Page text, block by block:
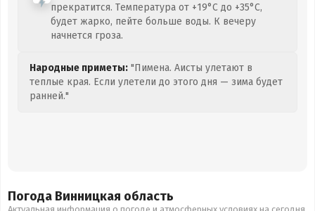
прекратится. Температура от +19°C до +35°C,
будет жарко, пейте больше воды. К вечеру
начнется гроза.
Народные приметы: "Пимена. Аисты улетают в
теплые края. Если улетели до этого дня — зима будет
ранней."
Погода Винницкая область